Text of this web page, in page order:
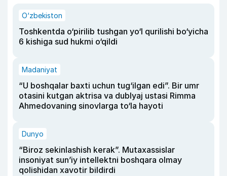
O‘zbekiston
Toshkentda o‘pirilib tushgan yo‘l qurilishi bo‘yicha
6 kishiga sud hukmi o‘qildi
Madaniyat
“U boshqalar baxti uchun tug‘ilgan edi”. Bir umr
otasini kutgan aktrisa va dublyaj ustasi Rimma
Ahmedovaning sinovlarga to‘la hayoti
Dunyo
“Biroz sekinlashish kerak”. Mutaxassislar
insoniyat sun’iy intellektni boshqara olmay
qolishidan xavotir bildirdi